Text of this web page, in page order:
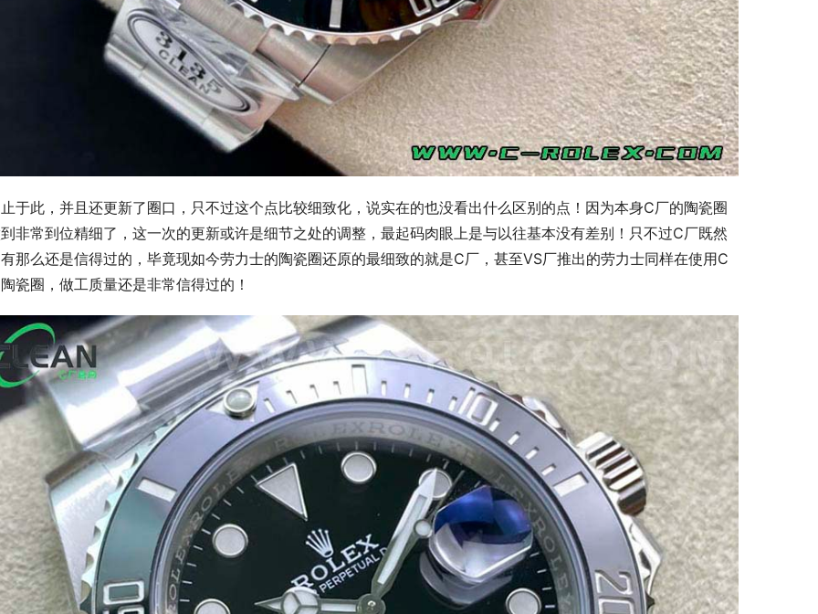
于此，并且还更新了圈口，只不过这个点比较细致化，说实在的也没看出什么区别的点！因为本身C厂的陶瓷圈
非常到位精细了，这一次的更新或许是细节之处的调整，最起码肉眼上是与以往基本没有差别！只不过C厂既然
那么还是信得过的，毕竟现如今劳力士的陶瓷圈还原的最细致的就是C厂，甚至VS厂推出的劳力士同样在使用C
瓷圈，做工质量还是非常信得过的！